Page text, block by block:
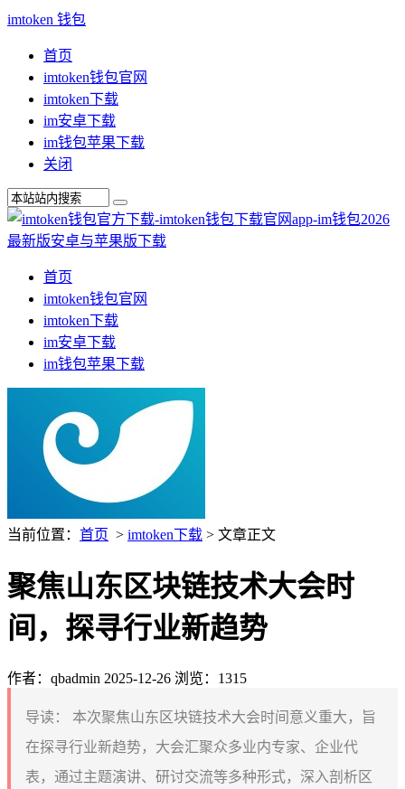
imtoken 钱包
首页
imtoken钱包官网
imtoken下载
im安卓下载
im钱包苹果下载
关闭
首页
imtoken钱包官网
imtoken下载
im安卓下载
im钱包苹果下载
当前位置： 首页 > imtoken下载 > 文章正文
聚焦山东区块链技术大会时
间，探寻行业新趋势
作者：qbadmin 2025-12-26 浏览：1315
导读：
本次聚焦山东区块链技术大会时间意义重大，旨
在探寻行业新趋势，大会汇聚众多业内专家、企业代
表，通过主题演讲、研讨交流等多种形式，深入剖析区